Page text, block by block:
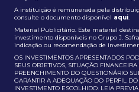
A instituição é remunerada pela
consulte o documento disponível aqui.
Material Publicitário. Este material
investimento disponíveis no Grupo J.
indicação ou recomendação de
OS INVESTIMENTOS APRESENTADOS
SEUS OBJETIVOS, SITUAÇÃO
PREENCHIMENTO DO QUESTIONÁRIO
GARANTIR A ADEQUAÇÃO DO PERFIL
INVESTIMENTO ESCOLHIDO. LEIA